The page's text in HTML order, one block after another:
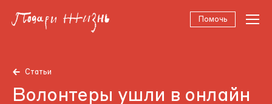
Помочь
Статьи
Волонтеры ушли в онлайн